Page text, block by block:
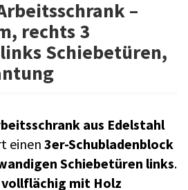
–
rechts 3
Schiebetüren,
aus Edelstahl
einen 3er-Schubladenblock
Schiebetüren links.
mit Holz